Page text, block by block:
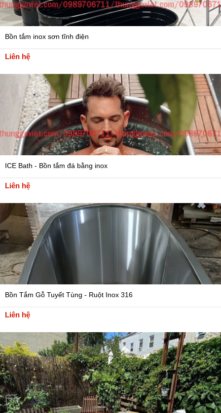
Bồn tắm inox sơn tĩnh điện
Liên hệ
ICE Bath - Bồn tắm đá bằng inox
Liên hệ
Bồn Tắm Gỗ Tuyết Tùng - Ruột Inox 316
Liên hệ